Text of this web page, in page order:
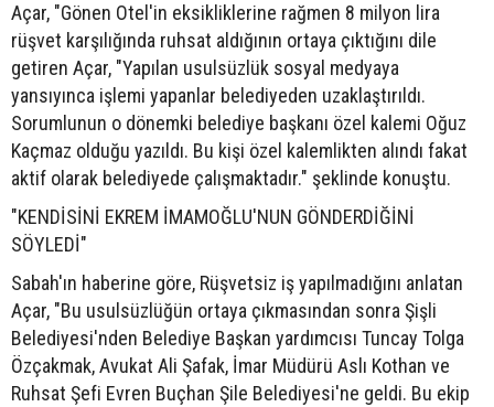
Açar, "Gönen Otel'in eksikliklerine rağmen 8 milyon lira
rüşvet karşılığında ruhsat aldığının ortaya çıktığını dile
getiren Açar, "Yapılan usulsüzlük sosyal medyaya
yansıyınca işlemi yapanlar belediyeden uzaklaştırıldı.
Sorumlunun o dönemki belediye başkanı özel kalemi Oğuz
Kaçmaz olduğu yazıldı. Bu kişi özel kalemlikten alındı fakat
aktif olarak belediyede çalışmaktadır." şeklinde konuştu.
"KENDİSİNİ EKREM İMAMOĞLU'NUN GÖNDERDİĞİNİ
SÖYLEDİ"
Sabah'ın haberine göre, Rüşvetsiz iş yapılmadığını anlatan
Açar, "Bu usulsüzlüğün ortaya çıkmasından sonra Şişli
Belediyesi'nden Belediye Başkan yardımcısı Tuncay Tolga
Özçakmak, Avukat Ali Şafak, İmar Müdürü Aslı Kothan ve
Ruhsat Şefi Evren Buçhan Şile Belediyesi'ne geldi. Bu ekip